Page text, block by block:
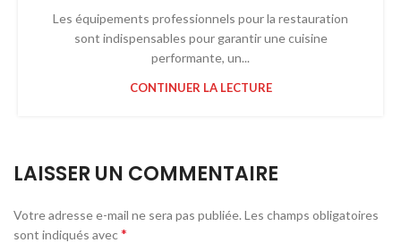
Les équipements professionnels pour la restauration
sont indispensables pour garantir une cuisine
performante, un...
CONTINUER LA LECTURE
LAISSER UN COMMENTAIRE
Votre adresse e-mail ne sera pas publiée. Les champs obligatoires
sont indiqués avec*